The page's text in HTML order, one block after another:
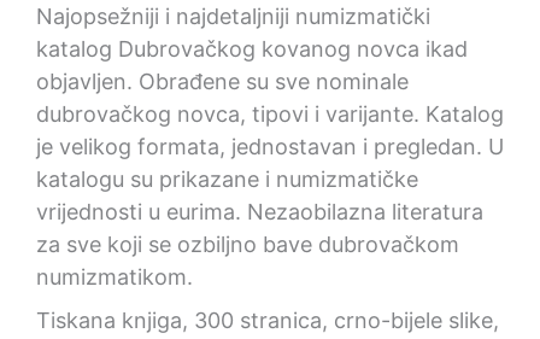
Najopsežniji i najdetaljniji numizmatički
katalog Dubrovačkog kovanog novca ikad
objavljen. Obrađene su sve nominale
dubrovačkog novca, tipovi i varijante. Katalog
je velikog formata, jednostavan i pregledan. U
katalogu su prikazane i numizmatičke
vrijednosti u eurima. Nezaobilazna literatura
za sve koji se ozbiljno bave dubrovačkom
numizmatikom.
Tiskana knjiga, 300 stranica, crno-bijele slike,